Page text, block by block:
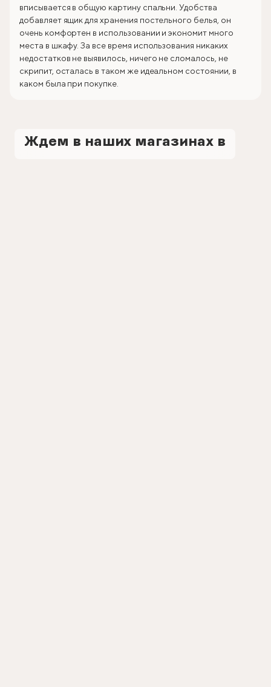
вписывается в общую картину спальни. Удобства
добавляет ящик для хранения постельного белья, он
очень комфортен в использовании и экономит много
места в шкафу. За все время использования никаких
недостатков не выявилось, ничего не сломалось, не
скрипит, осталась в таком же идеальном состоянии, в
каком была при покупке.
Ждем в наших магазинах в